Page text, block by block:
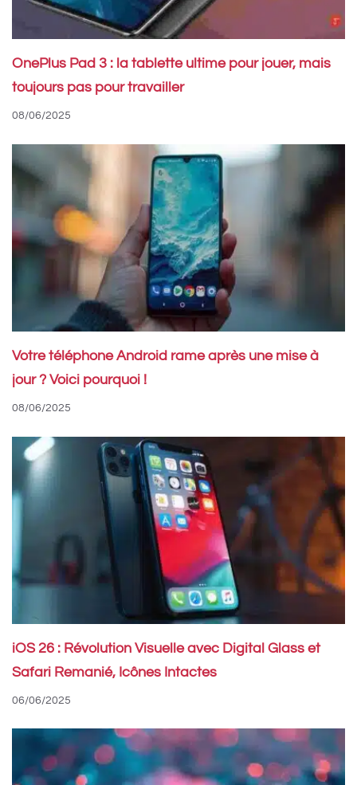
OnePlus Pad 3 : la tablette ultime pour jouer, mais
toujours pas pour travailler
08/06/2025
Votre téléphone Android rame après une mise à
jour ? Voici pourquoi !
08/06/2025
iOS 26 : Révolution Visuelle avec Digital Glass et
Safari Remanié, Icônes Intactes
06/06/2025